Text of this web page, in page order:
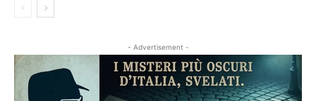
- Advertisement -